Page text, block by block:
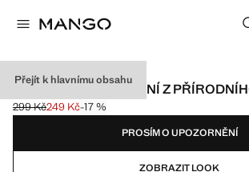
Přejít k hlavnímu obsahu
BAREVNÉ PROSTÍRÁNÍ Z
Původní cena přeškrtnutá [299 Kč ]
299 Kč
Aktuální cena [249 Kč ]
249 Kč-17 %
Vyberte barvu
PROSÍM O UPOZORNĚNÍ
ZOBRAZIT LOOK